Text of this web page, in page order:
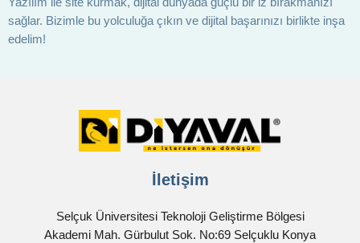
sağlar. Bizimle bu yolculuğa çıkın ve dijital başarınızı birlikte inşa
edelim!
İletişim
Selçuk Üniversitesi Teknoloji Geliştirme Bölgesi
Akademi Mah. Gürbulut Sok. No:69 Selçuklu Konya